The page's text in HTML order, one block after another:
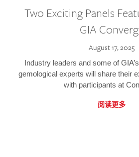
Two Exciting Panels
GIA
August 17, 2025
Industry leaders and some of
gemological experts will share their
with participants at
阅读更多